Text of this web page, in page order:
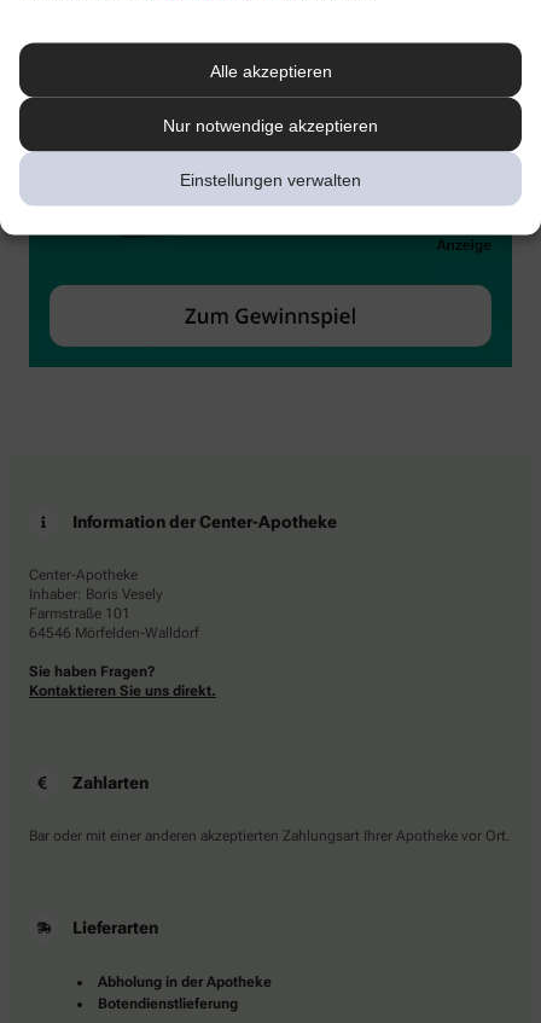
Alle akzeptieren
Nur notwendige akzeptieren
Einstellungen verwalten
Information der Center-Apotheke
Center-Apotheke
Inhaber: Boris Vesely
Farmstraße 101
64546 Mörfelden-Walldorf
Sie haben Fragen?
Kontaktieren Sie uns direkt.
Zahlarten
Bar oder mit einer anderen akzeptierten Zahlungsart Ihrer Apotheke vor Ort.
Lieferarten
Abholung in der Apotheke
Botendienstlieferung